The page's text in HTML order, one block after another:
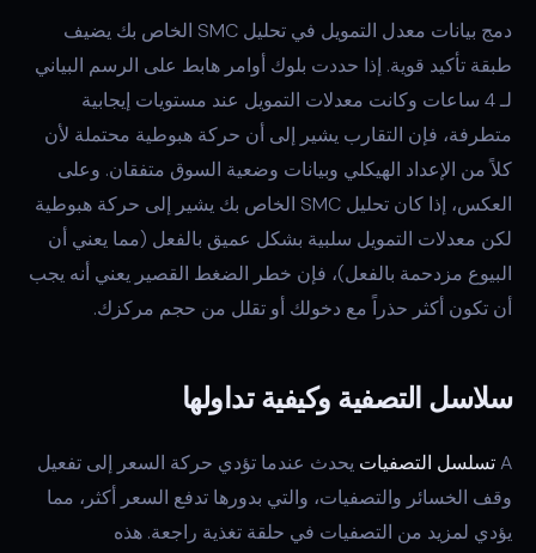
دمج بيانات معدل التمويل في تحليل SMC الخاص بك يضيف
طبقة تأكيد قوية. إذا حددت بلوك أوامر هابط على الرسم البياني
لـ 4 ساعات وكانت معدلات التمويل عند مستويات إيجابية
متطرفة، فإن التقارب يشير إلى أن حركة هبوطية محتملة لأن
كلاً من الإعداد الهيكلي وبيانات وضعية السوق متفقان. وعلى
العكس، إذا كان تحليل SMC الخاص بك يشير إلى حركة هبوطية
لكن معدلات التمويل سلبية بشكل عميق بالفعل (مما يعني أن
البيوع مزدحمة بالفعل)، فإن خطر الضغط القصير يعني أنه يجب
أن تكون أكثر حذراً مع دخولك أو تقلل من حجم مركزك.
سلاسل التصفية وكيفية تداولها
Aتسلسل التصفيات يحدث عندما تؤدي حركة السعر إلى تفعيل
وقف الخسائر والتصفيات، والتي بدورها تدفع السعر أكثر، مما
يؤدي لمزيد من التصفيات في حلقة تغذية راجعة. هذه